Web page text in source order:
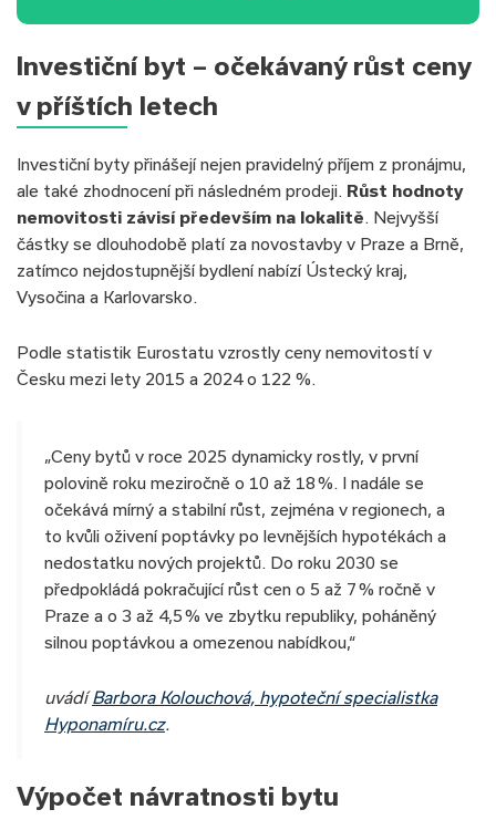
Investiční byt – očekávaný růst ceny
v příštích letech
Investiční byty přinášejí nejen pravidelný příjem z pronájmu,
ale také zhodnocení při následném prodeji. Růst hodnoty
nemovitosti závisí především na lokalitě. Nejvyšší
částky se dlouhodobě platí za novostavby v Praze a Brně,
zatímco nejdostupnější bydlení nabízí Ústecký kraj,
Vysočina a Karlovarsko.
Podle statistik Eurostatu vzrostly ceny nemovitostí v
Česku mezi lety 2015 a 2024 o 122 %.
„Ceny bytů v roce 2025 dynamicky rostly, v první
polovině roku meziročně o 10 až 18 %. I nadále se
očekává mírný a stabilní růst, zejména v regionech, a
to kvůli oživení poptávky po levnějších hypotékách a
nedostatku nových projektů. Do roku 2030 se
předpokládá pokračující růst cen o 5 až 7 % ročně v
Praze a o 3 až 4,5 % ve zbytku republiky, poháněný
silnou poptávkou a omezenou nabídkou,“
uvádíBarbora Kolouchová, hypoteční specialistka
Hyponamíru.cz.
Výpočet návratnosti bytu